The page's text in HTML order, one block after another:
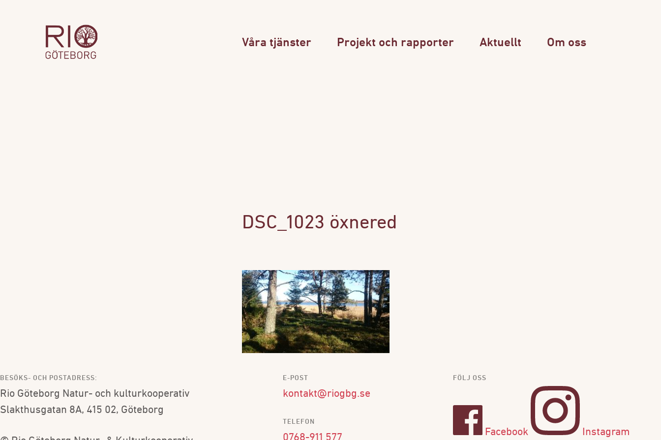
Våra tjänster Projekt och rapporter Aktuellt Om oss
DSC_1023 öxnered
BESÖKS- OCH POSTADRESS:
Rio Göteborg Natur- och kulturkooperativ
Slakthusgatan 8A, 415 02, Göteborg
E-POST
kontakt@riogbg.se
TELEFON
FÖLJ OSS
Facebook Instagram